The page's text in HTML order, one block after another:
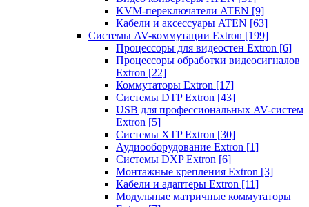
KVM-переключатели ATEN [9]
Кабели и аксессуары ATEN [63]
Системы AV-коммутации Extron [199]
Процессоры для видеостен Extron [6]
Процессоры обработки видеосигналов
Extron [22]
Коммутаторы Extron [17]
Системы DTP Extron [43]
USB для профессиональных AV-систем
Extron [5]
Системы XTP Extron [30]
Аудиооборудование Extron [1]
Системы DXP Extron [6]
Монтажные крепления Extron [3]
Кабели и адаптеры Extron [11]
Модульные матричные коммутаторы